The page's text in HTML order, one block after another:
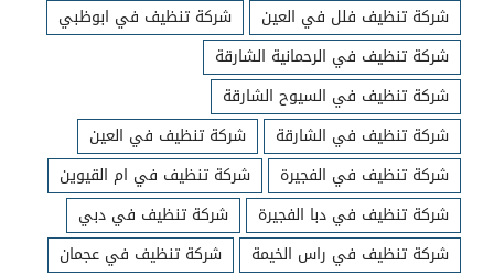
شركة تنظيف فلل في العين
شركة تنظيف في ابوظبي
شركة تنظيف في الرحمانية الشارقة
شركة تنظيف في السيوح الشارقة
شركة تنظيف في الشارقة
شركة تنظيف في العين
شركة تنظيف في الفجيرة
شركة تنظيف في ام القيوين
شركة تنظيف في دبا الفجيرة
شركة تنظيف في دبي
شركة تنظيف في راس الخيمة
شركة تنظيف في عجمان